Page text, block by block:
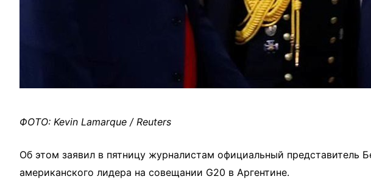
ФОТО: Kevin Lamarque / Reuters
Об этом заявил в пятницу журналистам официальный представитель
американского лидера на совещании G20 в Аргентине.